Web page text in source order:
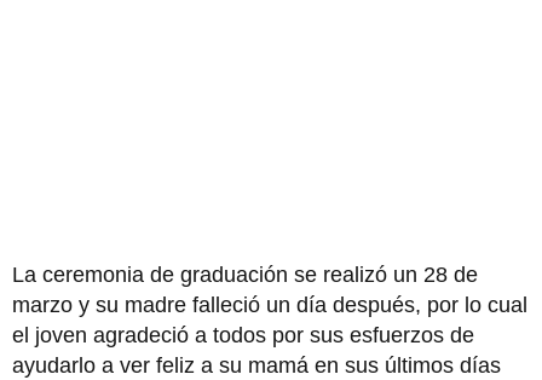
La ceremonia de graduación se realizó un 28 de
marzo y su madre falleció un día después, por lo cual
el joven agradeció a todos por sus esfuerzos de
ayudarlo a ver feliz a su mamá en sus últimos días